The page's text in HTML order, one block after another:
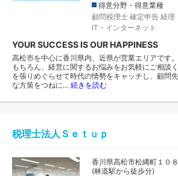
得意分野・得意業種
顧問税理士 確定申告 経理
IT・インターネット
YOUR SUCCESS IS OUR HAPPINESS
高松市を中心に香川県内、近県が営業エリアです
もちろん、経営に関するお悩みをお気軽にご相談
を張りめぐらせて時代の情勢をキャッチし、顧問
な方策をつねに… 続きを読む
税理士法人Ｓｅｔｕｐ
香川県高松市松縄町１０
(林道駅から徒歩分)